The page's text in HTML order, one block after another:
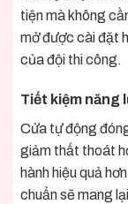
tiện mà không
mở được cài đặt
của đội thi công.
Tiết kiệm năng
Cửa tự động
giảm thất thoát
hành hiệu quả
chuẩn sẽ mang